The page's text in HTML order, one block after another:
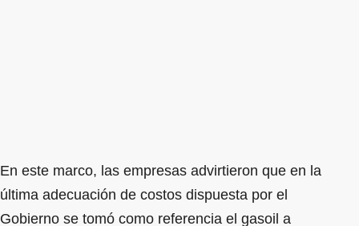
En este marco, las empresas advirtieron que en la
última adecuación de costos dispuesta por el
Gobierno se tomó como referencia el gasoil a